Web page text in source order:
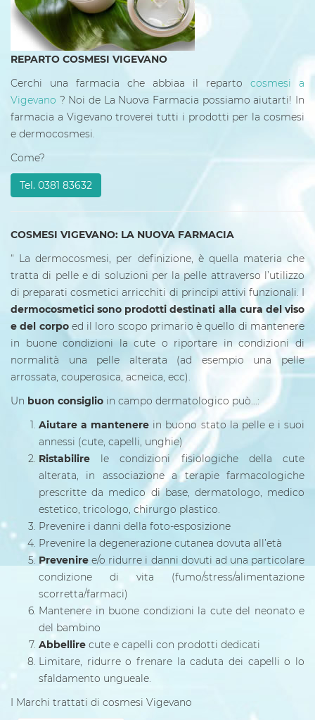
REPARTO COSMESI VIGEVANO
Cerchi una farmacia che abbiaa il reparto cosmesi a
Vigevano ? Noi de La Nuova Farmacia possiamo aiutarti! In
farmacia a Vigevano troverei tutti i prodotti per la cosmesi
e dermocosmesi.
Come?
Tel. 0381 83632
COSMESI VIGEVANO: LA NUOVA FARMACIA
“ La dermocosmesi, per definizione, è quella materia che
tratta di pelle e di soluzioni per la pelle attraverso l’utilizzo
di preparati cosmetici arricchiti di principi attivi funzionali. I
dermocosmetici sono prodotti destinati alla cura del viso
e del corpoed il loro scopo primario è quello di mantenere
in buone condizioni la cute o riportare in condizioni di
normalità una pelle alterata (ad esempio una pelle
arrossata, couperosica, acneica, ecc).
Un buon consiglio in campo dermatologico può...:
Aiutare a mantenere in buono stato la pelle e i suoi
annessi (cute, capelli, unghie)
Ristabilire le condizioni fisiologiche della cute
alterata, in associazione a terapie farmacologiche
prescritte da medico di base, dermatologo, medico
estetico, tricologo, chirurgo plastico.
Prevenire i danni della foto-esposizione
Prevenire la degenerazione cutanea dovuta all’età
Prevenire e/o ridurre i danni dovuti ad una particolare
condizione di vita (fumo/stress/alimentazione
scorretta/farmaci)
Mantenere in buone condizioni la cute del neonato e
del bambino
Abbellire cute e capelli con prodotti dedicati
Limitare, ridurre o frenare la caduta dei capelli o lo
sfaldamento ungueale.
I Marchi trattati di cosmesi Vigevano